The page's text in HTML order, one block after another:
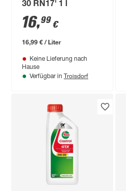
30 RN17' 1 l
16,99 €
16,99 € / Liter
Keine Lieferung nach
Hause
Verfügbar in Troisdorf